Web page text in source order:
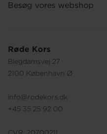
Røde Kors
Blegdamsvej 27
2100 København Ø
info@rodekors.dk
+45 35 25 92 00
Besøg vores webshop